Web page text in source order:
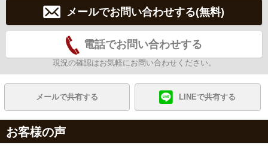
メールでお問い合わせする(無料)
電話でお問い合わせする
現況の確認はお気軽にお問い合わせください。
メールで共有する LINEで共有する
お客様の声